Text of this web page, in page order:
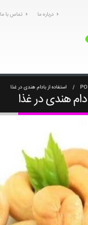
درباره ما تماس با ما
استفاده از بادام هندی در غذا
هندی در غذا